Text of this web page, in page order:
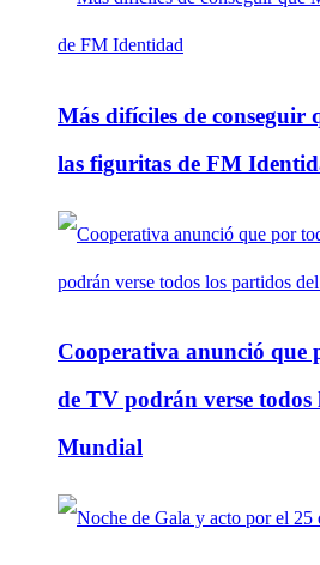
Más difíciles de conseguir
las figuritas de FM
Cooperativa anunció que
de TV podrán verse todos
Mundial